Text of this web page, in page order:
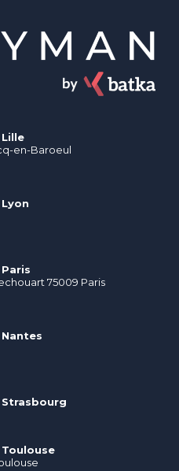
en-Baroeul
75009 Paris
Strasbourg
Toulouse